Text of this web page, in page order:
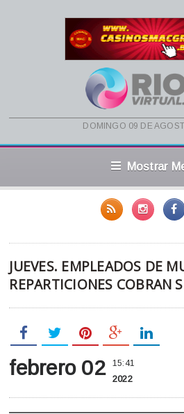
domingo 09 de
Mostrar
JUEVES. EMPLEADOS DE
REPARTICIONES COBRAN
febrero 02 15:41
2022